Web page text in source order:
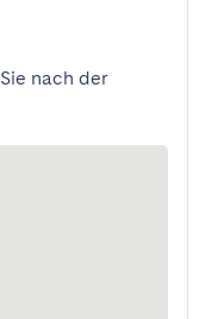
nach der